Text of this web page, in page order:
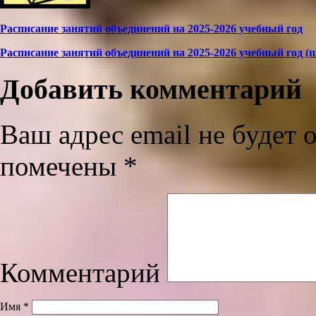
Расписание занятий объединений на 2025-2026 учебный год
Расписание занятий объединений на 2025-2026 учебный год
Добавить комментарий
Ваш адрес email не будет
помечены *
Комментарий
Имя *